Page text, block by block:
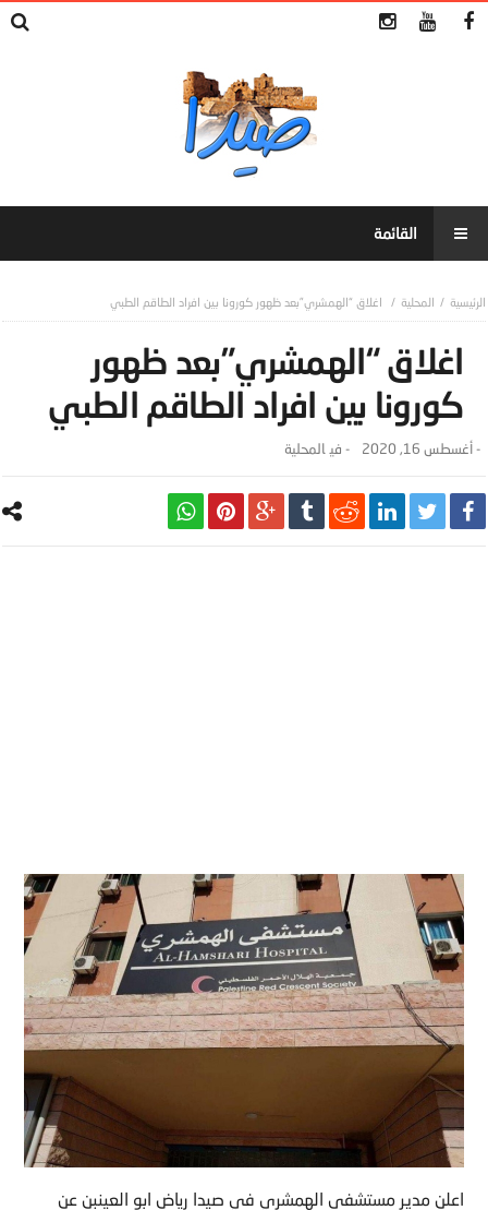
المحلية اغلاق “الهمشري”بعد ظهور كورونا بين افراد الطاقم الطبي
اغلاق “الهمشري”بعد ظهور
كورونا بين افراد الطاقم الطبي
-أغسطس 16, 2020 - ‎في المحلية
اعلن مدير مستشفى الهمشري في صيدا رياض ابو العينبن عن